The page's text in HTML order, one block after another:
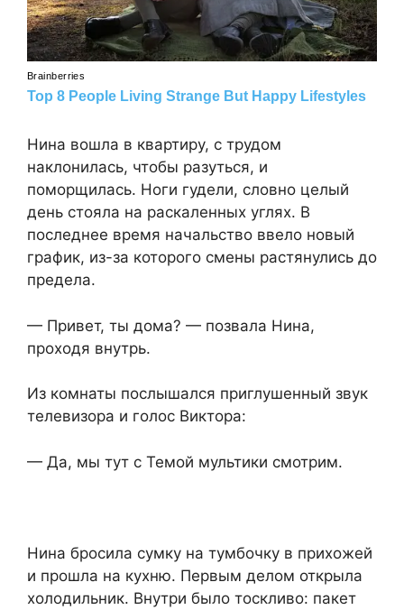
Нина вошла в квартиру, с трудом
наклонилась, чтобы разуться, и
поморщилась. Ноги гудели, словно целый
день стояла на раскаленных углях. В
последнее время начальство ввело новый
график, из-за которого смены растянулись до
предела.
— Привет, ты дома? — позвала Нина,
проходя внутрь.
Из комнаты послышался приглушенный звук
телевизора и голос Виктора:
— Да, мы тут с Темой мультики смотрим.
Нина бросила сумку на тумбочку в прихожей
и прошла на кухню. Первым делом открыла
холодильник. Внутри было тоскливо: пакет